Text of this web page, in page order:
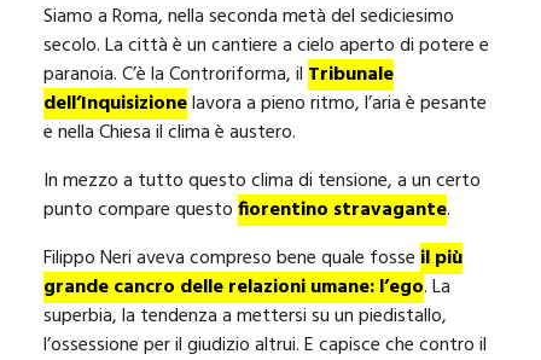
Siamo a Roma, nella seconda metà del sediciesimo
secolo. La città è un cantiere a cielo aperto di potere e
paranoia. C’è la Controriforma, il Tribunale
dell’Inquisizionelavora a pieno ritmo, l’aria è pesante
e nella Chiesa il clima è austero.
In mezzo a tutto questo clima di tensione, a un certo
punto compare questofiorentino stravagante.
Filippo Neri aveva compreso bene quale fosse il più
grande cancro delle relazioni umane: l’ego. La
superbia, la tendenza a mettersi su un piedistallo,
l’ossessione per il giudizio altrui. E capisce che contro il